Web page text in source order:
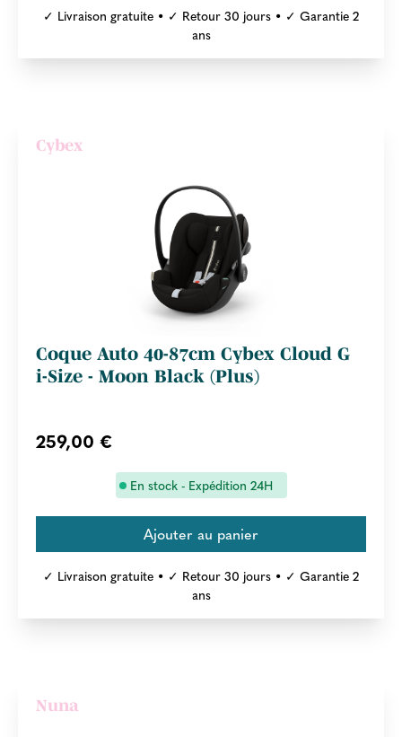
✓ Livraison gratuite • ✓ Retour 30 jours • ✓ Garantie 2
ans
Cybex
Coque Auto 40-87cm Cybex Cloud G
i-Size - Moon Black (Plus)
259,00 €
En stock - Expédition 24H
✓ Livraison gratuite • ✓ Retour 30 jours • ✓ Garantie 2
ans
Nuna